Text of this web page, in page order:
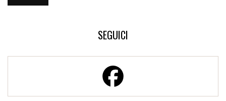
SEGUICI